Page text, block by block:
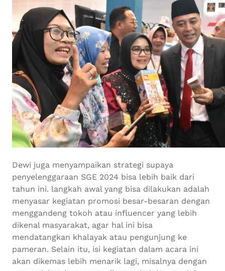
Dewi juga menyampaikan strategi supaya
penyelenggaraan SGE 2024 bisa lebih baik dari
tahun ini. langkah awal yang bisa dilakukan adalah
menyasar kegiatan promosi besar-besaran dengan
menggandeng tokoh atau influencer yang lebih
dikenal masyarakat, agar hal ini bisa
mendatangkan khalayak atau pengunjung ke
pameran. Selain itu, isi kegiatan dalam acara ini
akan dikemas lebih menarik lagi, misalnya dengan